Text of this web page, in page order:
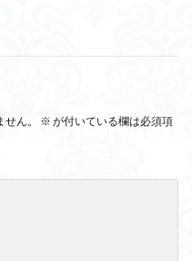
ん。 ※ が付いている欄は必須項